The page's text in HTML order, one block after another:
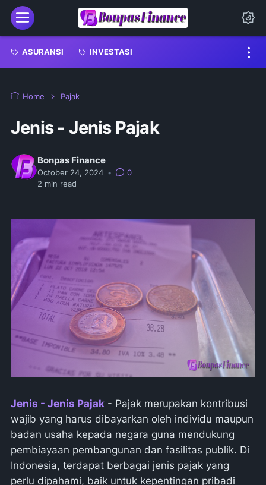
Menu
ASURANSI INVESTASI
Home Pajak
Jenis - Jenis Pajak
Bonpas Finance
October 24, 2024 •
0
2 min read
Jenis - Jenis Pajak - Pajak merupakan kontribusi
wajib yang harus dibayarkan oleh individu maupun
badan usaha kepada negara guna mendukung
pembiayaan pembangunan dan fasilitas publik. Di
Indonesia, terdapat berbagai jenis pajak yang
perlu dipahami, baik untuk kepentingan pribadi